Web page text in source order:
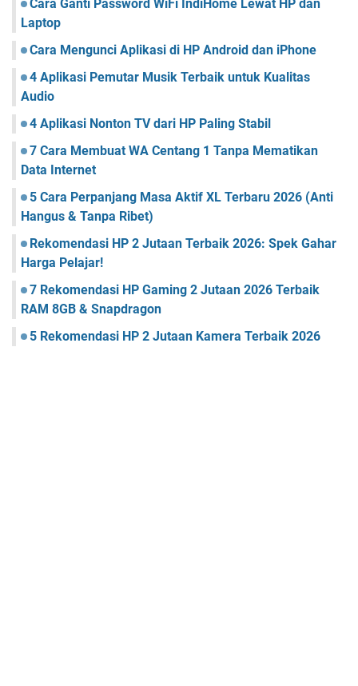
Cara Ganti Password WiFi IndiHome Lewat HP dan
Laptop
Cara Mengunci Aplikasi di HP Android dan iPhone
4 Aplikasi Pemutar Musik Terbaik untuk Kualitas
Audio
4 Aplikasi Nonton TV dari HP Paling Stabil
7 Cara Membuat WA Centang 1 Tanpa Mematikan
Data Internet
5 Cara Perpanjang Masa Aktif XL Terbaru 2026 (Anti
Hangus & Tanpa Ribet)
Rekomendasi HP 2 Jutaan Terbaik 2026: Spek Gahar
Harga Pelajar!
7 Rekomendasi HP Gaming 2 Jutaan 2026 Terbaik
RAM 8GB & Snapdragon
5 Rekomendasi HP 2 Jutaan Kamera Terbaik 2026